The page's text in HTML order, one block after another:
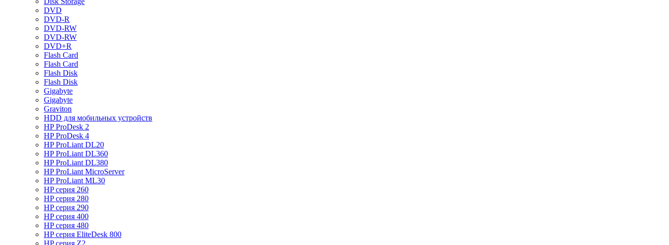
DVD
DVD-R
DVD-RW
DVD-RW
DVD+R
Flash Card
Flash Card
Flash Disk
Flash Disk
Gigabyte
Gigabyte
Graviton
HDD для мобильных устройств
HP ProDesk 2
HP ProDesk 4
HP ProLiant DL20
HP ProLiant DL360
HP ProLiant DL380
HP ProLiant MicroServer
HP ProLiant ML30
HP серия 260
HP серия 280
HP серия 290
HP серия 400
HP серия 480
HP серия EliteDesk 800
HP серия Z2